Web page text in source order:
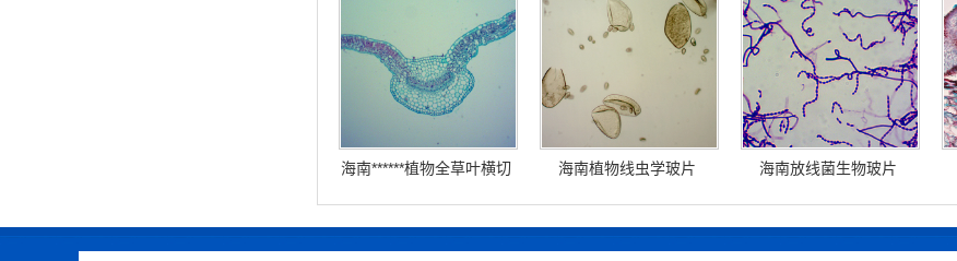
海南******植物全草叶横切 海南植物线虫学玻片 海南放线菌生物玻片